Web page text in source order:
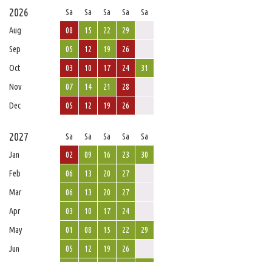
2026
Sa Sa Sa Sa
Sa
Aug
08 15 22
29
Sep
05 12 19
26
Oct
03 10 17 24
31
Nov
07 14 21
28
Dec
05 12 19 26
2027 Sa Sa Sa Sa
Sa
Jan
02 09 16 23
30
Feb
06 13 20
27
Mar
06 13 20
27
Apr
03 10 17
24
May
01 08 15 22
29
Jun
05 12 19
26